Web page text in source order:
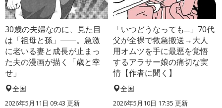
30歳の夫婦なのに、見た目
は「祖母と孫」――。急激
に老いる妻と成長が止まっ
た夫の漫画が描く「歳と幸
せ」
全国
2026年5月11日 09:43 更新
「いつどうなっても…」70代
父が全裸で救急搬送→大人
用オムツを手に最悪を覚悟
するアラサー娘の痛切な実
情【作者に聞く】
全国
2026年5月10日 17:35 更新